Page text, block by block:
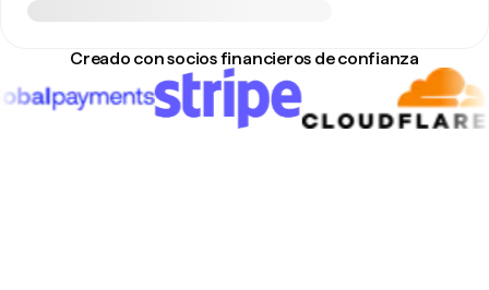
Creado con socios financieros de confianza